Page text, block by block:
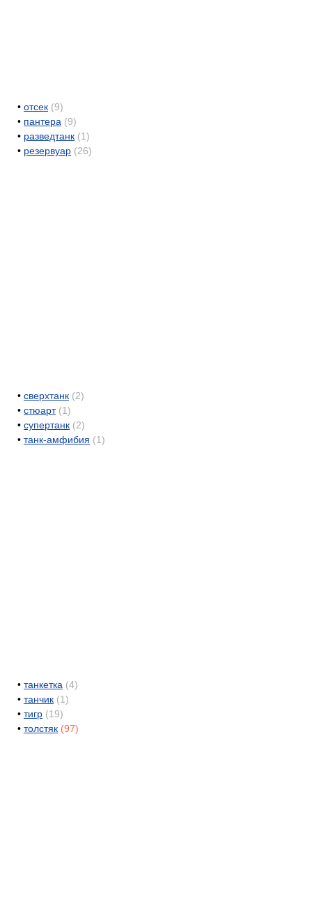
• отсек (9)
• пантера (9)
• разведтанк (1)
• резервуар (26)
• сверхтанк (2)
• стюарт (1)
• супертанк (2)
• танк-амфибия (1)
• танкетка (4)
• танчик (1)
• тигр (19)
• толстяк (97)